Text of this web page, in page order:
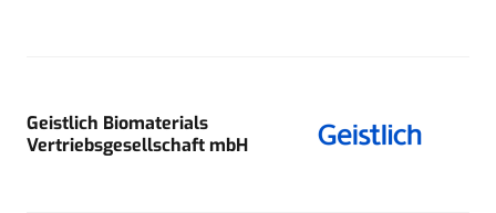
Geistlich Biomaterials
Vertriebsgesellschaft mbH